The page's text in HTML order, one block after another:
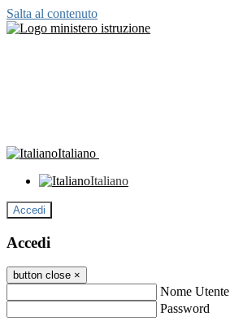
Salta al contenuto
Italiano
Italiano
Accedi
Accedi
button close ×
Nome Utente
Password